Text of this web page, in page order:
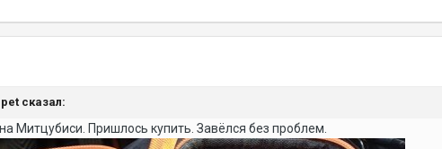
сказал:
Митцубиси. Пришлось купить. Завёлся без проблем.